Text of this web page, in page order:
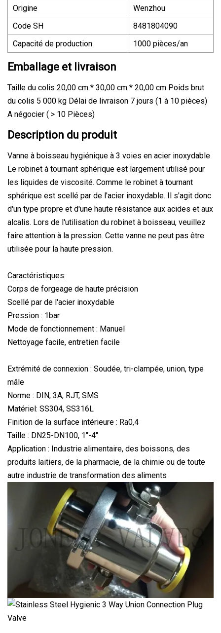
Origine
Wenzhou
Code SH
8481804090
Capacité de production
1000 pièces/an
Emballage et livraison
Taille du colis 20,00 cm * 30,00 cm * 20,00 cm Poids brut
du colis 5 000 kg Délai de livraison 7 jours (1 à 10 pièces)
A négocier ( > 10 Pièces)
Description du produit
Vanne à boisseau hygiénique à 3 voies en acier inoxydable
Le robinet à tournant sphérique est largement utilisé pour
les liquides de viscosité. Comme le robinet à tournant
sphérique est scellé par de l'acier inoxydable. Il s'agit donc
d'un type propre et d'une haute résistance aux acides et aux
alcalis. Lors de l'utilisation du robinet à boisseau, veuillez
faire attention à la pression. Cette vanne ne peut pas être
utilisée pour la haute pression.
Caractéristiques:
Corps de forgeage de haute précision
Scellé par de l'acier inoxydable
Pression : 1bar
Mode de fonctionnement : Manuel
Nettoyage facile, entretien facile
Extrémité de connexion : Soudée, tri-clampée, union, type
mâle
Norme : DIN, 3A, RJT, SMS
Matériel: SS304, SS316L
Finition de la surface intérieure : Ra0,4
Taille : DN25-DN100, 1"-4"
Application : Industrie alimentaire, des boissons, des
produits laitiers, de la pharmacie, de la chimie ou de toute
autre industrie de transformation des aliments